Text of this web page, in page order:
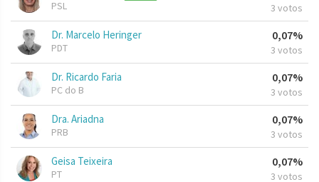
PSL 3 votos
Dr. Marcelo Heringer
PDT
0,07%
3 votos
Dr. Ricardo Faria
PC do B
0,07%
3 votos
Dra. Ariadna
PRB
0,07%
3 votos
Geisa Teixeira
PT
0,07%
3 votos